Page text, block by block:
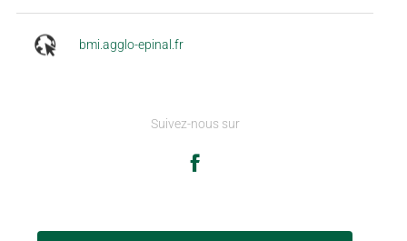
bmi.agglo-epinal.fr
Suivez-nous sur